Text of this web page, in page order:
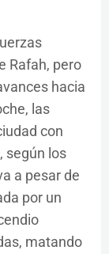
Rafah, pero
hacia
las
con
según los
a pesar de
por un
matando